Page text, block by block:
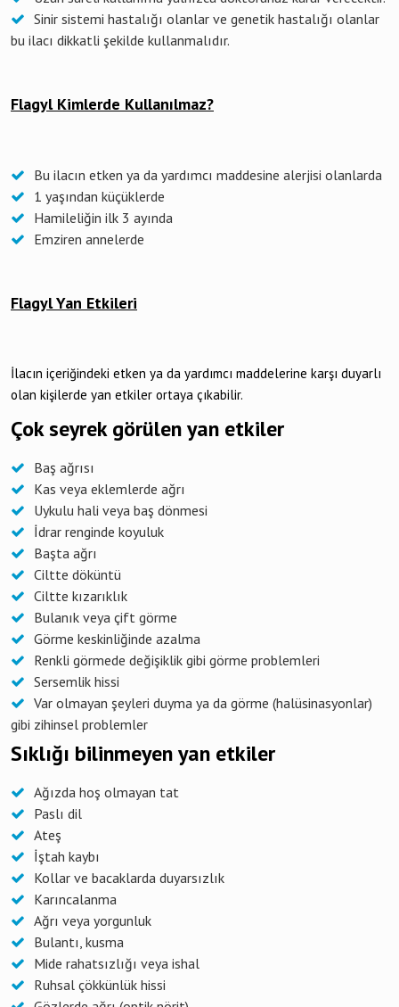
Sinir sistemi hastalığı olanlar ve genetik hastalığı olanlar
bu ilacı dikkatli şekilde kullanmalıdır.
Flagyl Kimlerde Kullanılmaz?
Bu ilacın etken ya da yardımcı maddesine alerjisi olanlarda
1 yaşından küçüklerde
Hamileliğin ilk 3 ayında
Emziren annelerde
Flagyl Yan Etkileri
İlacın içeriğindeki etken ya da yardımcı maddelerine karşı duyarlı
olan kişilerde yan etkiler ortaya çıkabilir.
Çok seyrek görülen yan etkiler
Baş ağrısı
Kas veya eklemlerde ağrı
Uykulu hali veya baş dönmesi
İdrar renginde koyuluk
Başta ağrı
Ciltte döküntü
Ciltte kızarıklık
Bulanık veya çift görme
Görme keskinliğinde azalma
Renkli görmede değişiklik gibi görme problemleri
Sersemlik hissi
Var olmayan şeyleri duyma ya da görme (halüsinasyonlar)
gibi zihinsel problemler
Sıklığı bilinmeyen yan etkiler
Ağızda hoş olmayan tat
Paslı dil
Ateş
İştah kaybı
Kollar ve bacaklarda duyarsızlık
Karıncalanma
Ağrı veya yorgunluk
Bulantı, kusma
Mide rahatsızlığı veya ishal
Ruhsal çökkünlük hissi